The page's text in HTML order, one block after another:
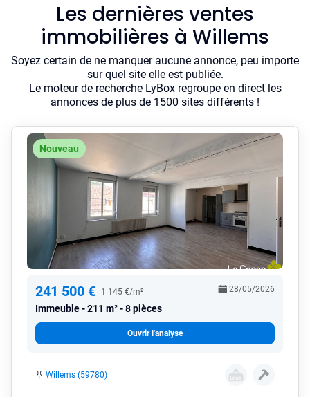
Les dernières ventes
immobilières à Willems
Soyez certain de ne manquer aucune annonce, peu importe
sur quel site elle est publiée.
Le moteur de recherche LyBox regroupe en direct les
annonces de plus de 1500 sites différents !
Nouveau
241 500 € 1 145 €/m²
Immeuble 211 m² - 8 pièces
28/05/2026
Ouvrir l'analyse
Willems (59780)